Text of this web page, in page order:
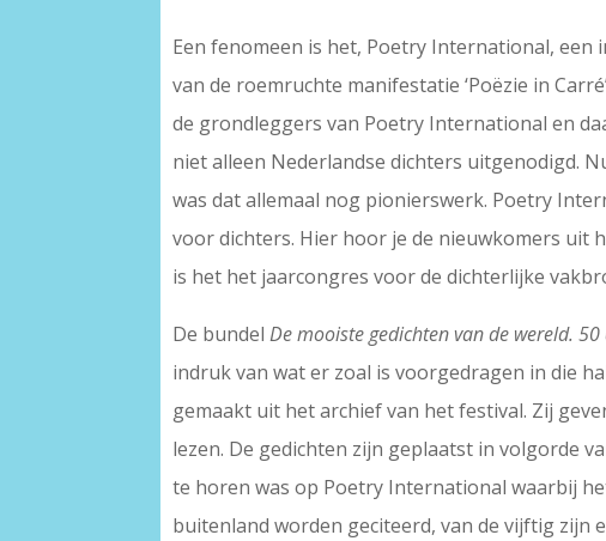
Een fenomeen is het, Poetry International,
van de roemruchte manifestatie ‘Poëzie in
de grondleggers van Poetry International en
niet alleen Nederlandse dichters uitgenodigd.
was dat allemaal nog pionierswerk. Poetry
voor dichters. Hier hoor je de nieuwkomers uit
is het het jaarcongres voor de dichterlijke
De bundelDe mooiste gedichten van de wereld.
indruk van wat er zoal is voorgedragen in die
gemaakt uit het archief van het festival. Zij
lezen. De gedichten zijn geplaatst in volgorde
te horen was op Poetry International waarbij
buitenland worden geciteerd, van de vijftig zijn